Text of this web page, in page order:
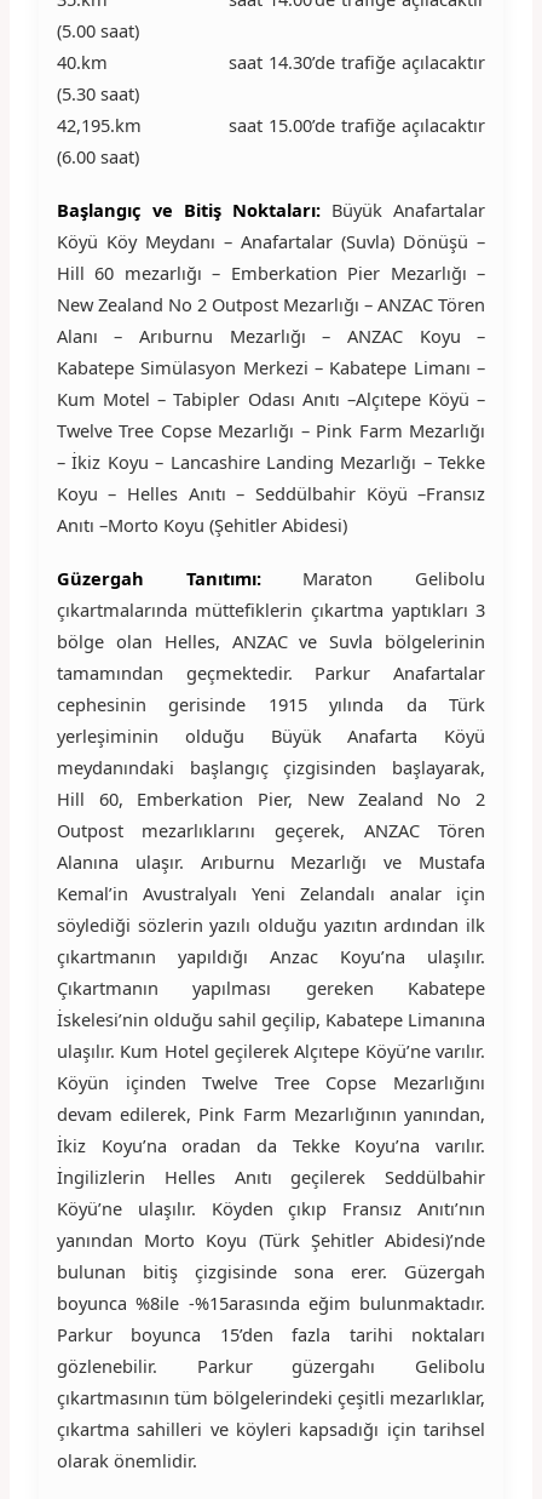
(5.00 saat)
40.km saat 14.30’de trafiğe açılacaktır
(5.30 saat)
42,195.km saat 15.00’de trafiğe açılacaktır
(6.00 saat)
Başlangıç ve Bitiş Noktaları: Büyük Anafartalar
Köyü Köy Meydanı – Anafartalar (Suvla) Dönüşü –
Hill 60 mezarlığı – Emberkation Pier Mezarlığı –
New Zealand No 2 Outpost Mezarlığı – ANZAC Tören
Alanı – Arıburnu Mezarlığı – ANZAC Koyu –
Kabatepe Simülasyon Merkezi – Kabatepe Limanı –
Kum Motel – Tabipler Odası Anıtı –Alçıtepe Köyü –
Twelve Tree Copse Mezarlığı – Pink Farm Mezarlığı
– İkiz Koyu – Lancashire Landing Mezarlığı – Tekke
Koyu – Helles Anıtı – Seddülbahir Köyü –Fransız
Anıtı –Morto Koyu (Şehitler Abidesi)
Güzergah Tanıtımı:Maraton Gelibolu
çıkartmalarında müttefiklerin çıkartma yaptıkları 3
bölge olan Helles, ANZAC ve Suvla bölgelerinin
tamamından geçmektedir. Parkur Anafartalar
cephesinin gerisinde 1915 yılında da Türk
yerleşiminin olduğu Büyük Anafarta Köyü
meydanındaki başlangıç çizgisinden başlayarak,
Hill 60, Emberkation Pier, New Zealand No 2
Outpost mezarlıklarını geçerek, ANZAC Tören
Alanına ulaşır. Arıburnu Mezarlığı ve Mustafa
Kemal’in Avustralyalı Yeni Zelandalı analar için
söylediği sözlerin yazılı olduğu yazıtın ardından ilk
çıkartmanın yapıldığı Anzac Koyu’na ulaşılır.
Çıkartmanın yapılması gereken Kabatepe
İskelesi’nin olduğu sahil geçilip, Kabatepe Limanına
ulaşılır. Kum Hotel geçilerek Alçıtepe Köyü’ne varılır.
Köyün içinden Twelve Tree Copse Mezarlığını
devam edilerek, Pink Farm Mezarlığının yanından,
İkiz Koyu’na oradan da Tekke Koyu’na varılır.
İngilizlerin Helles Anıtı geçilerek Seddülbahir
Köyü’ne ulaşılır. Köyden çıkıp Fransız Anıtı’nın
yanından Morto Koyu (Türk Şehitler Abidesi)’nde
bulunan bitiş çizgisinde sona erer. Güzergah
boyunca %8ile -%15arasında eğim bulunmaktadır.
Parkur boyunca 15’den fazla tarihi noktaları
gözlenebilir. Parkur güzergahı Gelibolu
çıkartmasının tüm bölgelerindeki çeşitli mezarlıklar,
çıkartma sahilleri ve köyleri kapsadığı için tarihsel
olarak önemlidir.